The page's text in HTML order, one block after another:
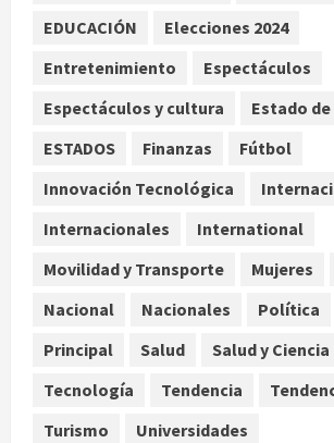
Christopher Landau
visita a Islas Salomón
4
Capturan en
estadounidense
agosto 7, 2026
Nacional Portada
Detienen al
obstrucción en el
EDUCACIÓN
Elecciones 2024
Entretenimiento
Espectáculos
Espectáculos y cultura
Estado
ESTADOS
Finanzas
Fútbol
Innovación Tecnológica
Internacionales
International
Movilidad y Transporte
Mujeres
Nacional
Nacionales Política
Principal
Salud Salud y Ciencia
Tecnología
Tendencia
Turismo
Universidades